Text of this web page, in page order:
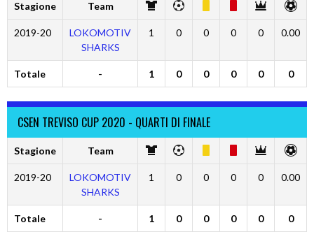
Stagione Team
2019-20
LOKOMOTIV
SHARKS
1 0 0 0 0 0.00
Totale - 1 0 0 0 0 0
CSEN TREVISO CUP 2020 - QUARTI DI FINALE
Stagione Team
2019-20
LOKOMOTIV
SHARKS
1 0 0 0 0 0.00
Totale - 1 0 0 0 0 0